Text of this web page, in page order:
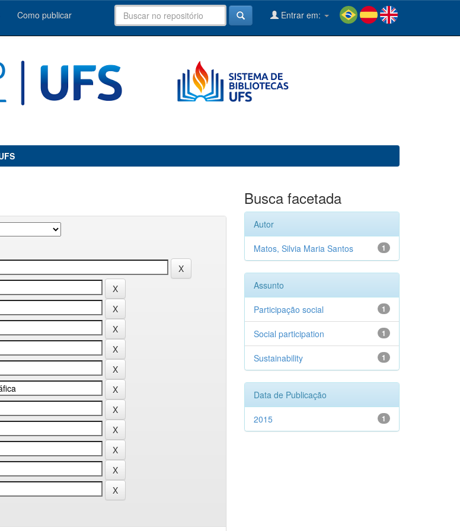
Como publicar Entrar em:
Busca facetada
Autor
1
Matos, Silvia Maria Santos
Assunto
1
Participação social
1
Social participation
1
Sustainability
Data de Publicação
1
2015